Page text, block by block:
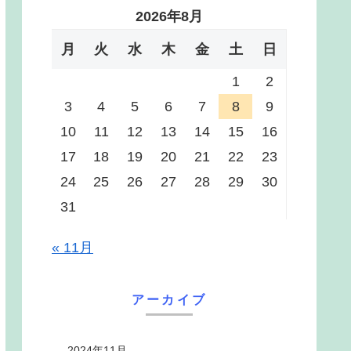
2026年8月
月 火 水 木 金 土 日
1
2
3
4 5 6 7 8
9
10
11 12 13 14 15
16
17
18 19 20 21 22
23
24
25 26 27 28 29
30
31
« 11月
アーカイブ